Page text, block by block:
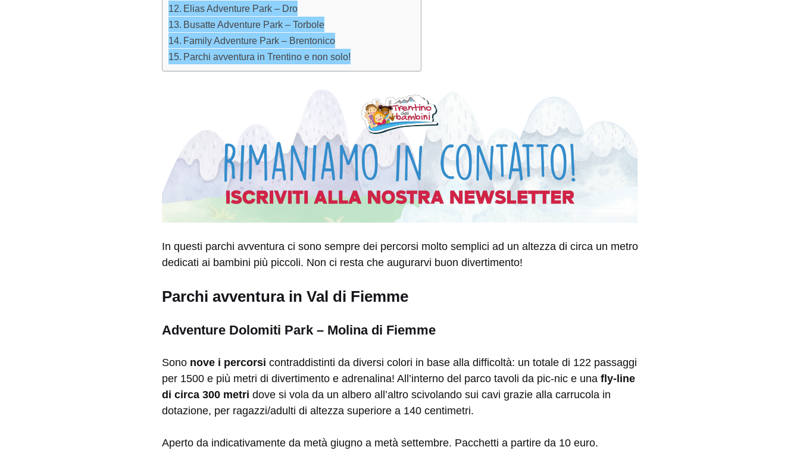
Elias Adventure Park – Dro
Busatte Adventure Park – Torbole
Family Adventure Park – Brentonico
Parchi avventura in Trentino e non solo!
In questi parchi avventura ci sono sempre dei percorsi molto semplici ad un altezza di circa un metro
dedicati ai bambini più piccoli. Non ci resta che augurarvi buon divertimento!
Parchi avventura in Val di Fiemme
Adventure Dolomiti Park – Molina di Fiemme
Sono nove i percorsi contraddistinti da diversi colori in base alla difficoltà: un totale di 122 passaggi
per 1500 e più metri di divertimento e adrenalina! All’interno del parco tavoli da pic-nic e una fly-line
di circa 300 metri dove si vola da un albero all’altro scivolando sui cavi grazie alla carrucola in
dotazione, per ragazzi/adulti di altezza superiore a 140 centimetri.
Aperto da indicativamente da metà giugno a metà settembre. Pacchetti a partire da 10 euro.